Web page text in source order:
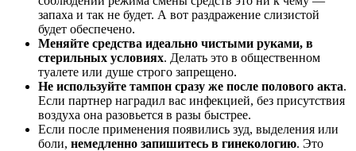
запаха и так не будет. А вот раздражение слизистой
будет обеспечено.
Меняйте средства идеально чистыми руками, в
стерильных условиях. Делать это в общественном
туалете или душе строго запрещено.
Не используйте тампон сразу же после полового акта.
Если партнер наградил вас инфекцией, без присутствия
воздуха она разовьется в разы быстрее.
Если после применения появились зуд, выделения или
боли, немедленно запишитесь в гинекологию. Это